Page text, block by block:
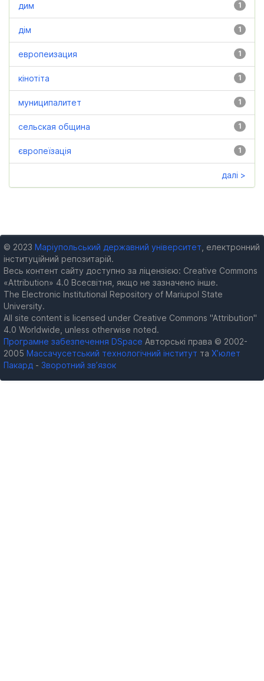
1
дим
1
дім
1
европеизация
1
кінотіта
1
муниципалитет
1
сельская община
1
європеїзація
далі >
© 2023 Маріупольський державний університет , електронний
інституційний репозитарій.
Весь контент сайту доступно за ліцензією: Creative Commons
«Attribution» 4.0 Всесвітня, якщо не зазначено інше.
The Electronic Institutional Repository of Mariupol State
University.
All site content is licensed under Creative Commons "Attribution"
4.0 Worldwide, unless otherwise noted.
Програмне забезпечення DSpace Авторські права © 2002-
2005 Массачусетський технологічний інститут та Х’юлет
Пакард - Зворотний зв’язок